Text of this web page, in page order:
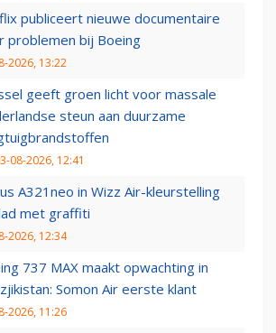
publiceert nieuwe documentaire
problemen bij Boeing
2026, 13:22
geeft groen licht voor massale
steun aan duurzame
08-2026, 12:41
A321neo in Wizz Air-kleurstelling
met graffiti
2026, 12:34
737 MAX maakt opwachting in
Somon Air eerste klant
2026, 11:26